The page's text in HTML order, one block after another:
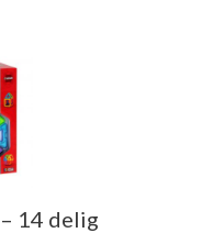
14 delig